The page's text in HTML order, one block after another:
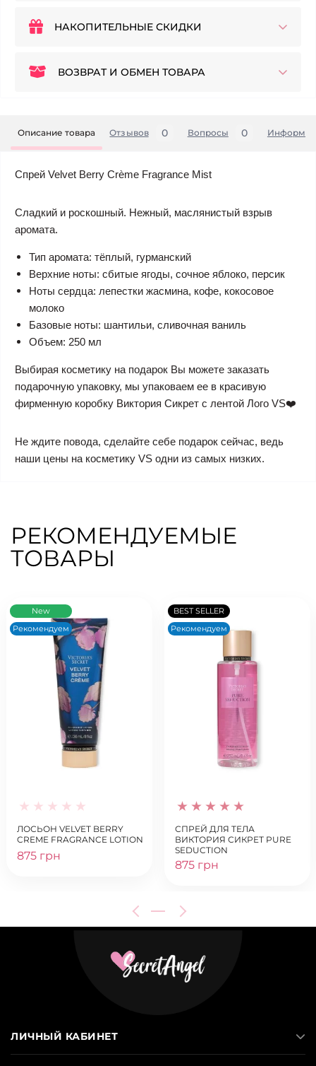
НАКОПИТЕЛЬНЫЕ СКИДКИ
ВОЗВРАТ И ОБМЕН ТОВАРА
Описание товара Отзывов 0 Вопросы 0
Спрей Velvet Berry Crème Fragrance Mist
Сладкий и роскошный. Нежный, маслянистый взрыв
аромата.
Тип аромата: тёплый, гурманский
Верхние ноты: сбитые ягоды, сочное яблоко, персик
Ноты сердца: лепестки жасмина, кофе, кокосовое
молоко
Базовые ноты: шантильи, сливочная ваниль
Объем: 250 мл
Выбирая косметику на подарок Вы можете заказать
подарочную упаковку, мы упаковаем ее в красивую
фирменную коробку Виктория Сикрет с лентой Лого VS❤️
Не ждите повода, сделайте себе подарок сейчас, ведь
наши цены на косметику VS одни из самых низких.
РЕКОМЕНДУЕМЫЕ
ТОВАРЫ
New
Рекомендуем
ЛОСЬОН VELVET BERRY
CREME FRAGRANCE LOTION
875 грн
BEST SELLER
Рекомендуем
СПРЕЙ ДЛЯ ТЕЛА
ВИКТОРИЯ СИКРЕТ PURE
SEDUCTION
875 грн
ЛИЧНЫЙ КАБИНЕТ